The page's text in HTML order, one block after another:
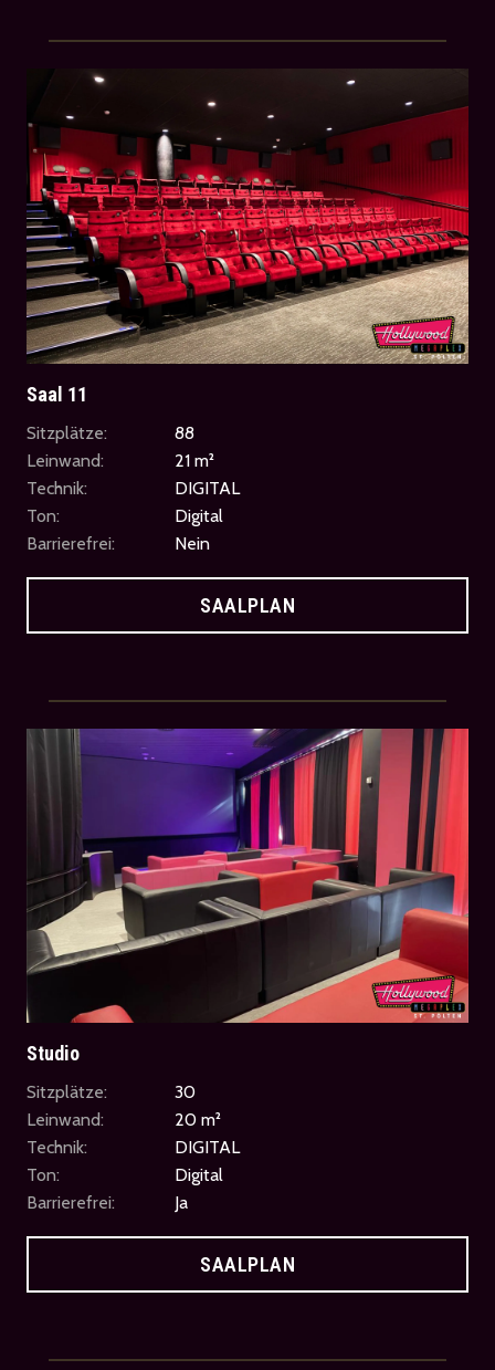
Saal 11
Sitzplätze:
88
Leinwand:
21 m²
Technik:
DIGITAL
Ton:
Digital
Barrierefrei:
Nein
SAALPLAN
Studio
Sitzplätze:
30
Leinwand:
20 m²
Technik:
DIGITAL
Ton:
Digital
Barrierefrei:
Ja
SAALPLAN